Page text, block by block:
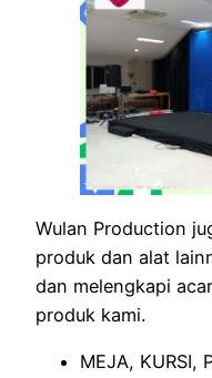
Wulan Production
produk dan alat
dan melengkapi
produk kami.
MEJA, KURSI,